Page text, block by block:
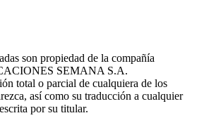
window
son propiedad de la compañía
SEMANA S.A.
total o parcial de cualquiera de los
así como su traducción a cualquier
por su titular.